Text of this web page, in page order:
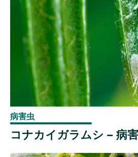
病害虫
コナカイガラムシ – 病